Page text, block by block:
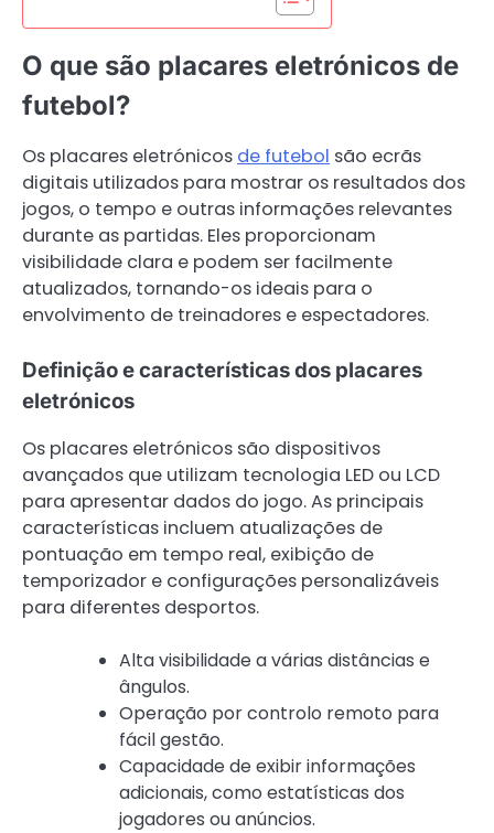
O que são placares eletrónicos de
futebol?
Os placares eletrónicos de futebol são ecrãs
digitais utilizados para mostrar os resultados dos
jogos, o tempo e outras informações relevantes
durante as partidas. Eles proporcionam
visibilidade clara e podem ser facilmente
atualizados, tornando-os ideais para o
envolvimento de treinadores e espectadores.
Definição e características dos placares
eletrónicos
Os placares eletrónicos são dispositivos
avançados que utilizam tecnologia LED ou LCD
para apresentar dados do jogo. As principais
características incluem atualizações de
pontuação em tempo real, exibição de
temporizador e configurações personalizáveis
para diferentes desportos.
Alta visibilidade a várias distâncias e
ângulos.
Operação por controlo remoto para
fácil gestão.
Capacidade de exibir informações
adicionais, como estatísticas dos
jogadores ou anúncios.